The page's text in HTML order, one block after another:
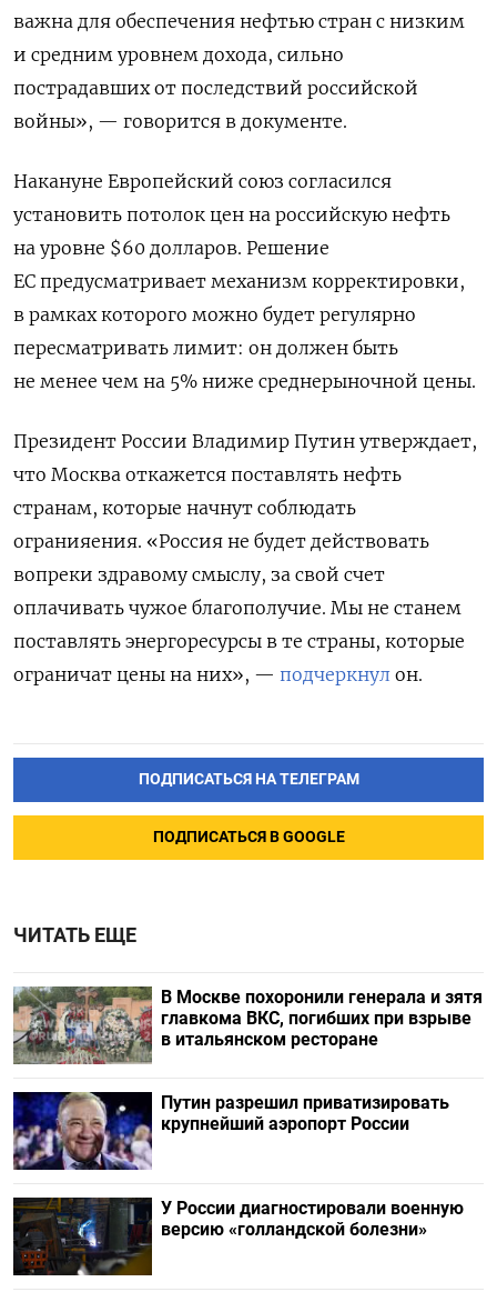
важна для обеспечения нефтью стран с низким
и средним уровнем дохода, сильно
пострадавших от последствий российской
войны», — говорится в документе.
Накануне Европейский союз согласился
установить потолок цен на российскую нефть
на уровне $60 долларов. Решение
ЕС предусматривает механизм корректировки,
в рамках которого можно будет регулярно
пересматривать лимит: он должен быть
не менее чем на 5% ниже среднерыночной цены.
Президент России Владимир Путин утверждает,
что Москва откажется поставлять нефть
странам, которые начнут соблюдать
огранияения. «Россия не будет действовать
вопреки здравому смыслу, за свой счет
оплачивать чужое благополучие. Мы не станем
поставлять энергоресурсы в те страны, которые
ограничат цены на них», — подчеркнул он.
ПОДПИСАТЬСЯ НА ТЕЛЕГРАМ
ПОДПИСАТЬСЯ В GOOGLE
ЧИТАТЬ ЕЩЕ
В Москве похоронили генерала и зятя
главкома ВКС, погибших при взрыве
в итальянском ресторане
Путин разрешил приватизировать
крупнейший аэропорт России
У России диагностировали военную
версию «голландской болезни»